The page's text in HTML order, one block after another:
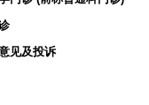
见及投诉